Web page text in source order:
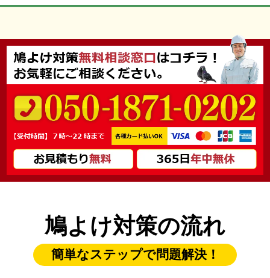
鳩よけ対策の流れ
簡単なステップで問題解決！